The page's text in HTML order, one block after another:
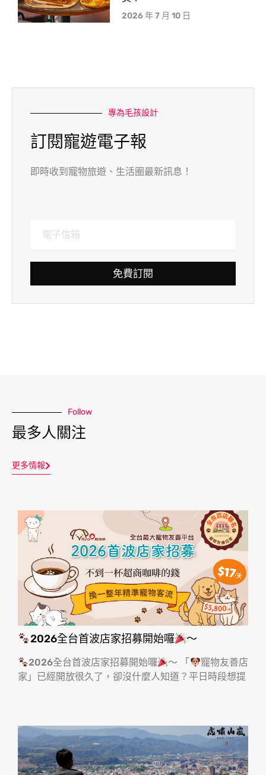
2026 年 7 月 10 日
專為毛孩設計
訂閱寵遊電子報
即時收到寵物旅遊、生活圈最新訊息！
免費訂閱
Follow
最多人關注
更多情報
2026全台首波店家招募開始囉 ～
2026全台首波店家招募開始囉 ～ 「
寵物友善店
家」已經開放很久了，卻沒什麼人知道？平日時段想提